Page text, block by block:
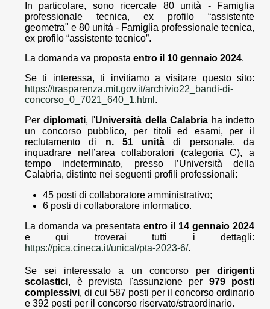
In particolare, sono ricercate 80 unità - Famiglia
professionale tecnica, ex profilo “assistente
geometra" e 80 unità - Famiglia professionale tecnica,
ex profilo “assistente tecnico”.
La domanda va proposta entro il 10 gennaio 2024.
Se ti interessa, ti invitiamo a visitare questo sito:
https://trasparenza.mit.gov.it/archivio22_bandi-di-
concorso_0_7021_640_1.html .
Per diplomati, l'Università della Calabria ha indetto
un concorso pubblico, per titoli ed esami, per il
reclutamento di n. 51 unità di personale, da
inquadrare nell’area collaboratori (categoria C), a
tempo indeterminato, presso l’Università della
Calabria, distinte nei seguenti profili professionali:
45 posti di collaboratore amministrativo;
6 posti di collaboratore informatico.
La domanda va presentata entro il 14 gennaio 2024
e qui troverai tutti i dettagli:
https://pica.cineca.it/unical/pta-2023-6/.
Se sei interessato a un concorso per dirigenti
scolastici, è prevista l'assunzione per 979 posti
complessivi, di cui 587 posti per il concorso ordinario
e 392 posti per il concorso riservato/straordinario.